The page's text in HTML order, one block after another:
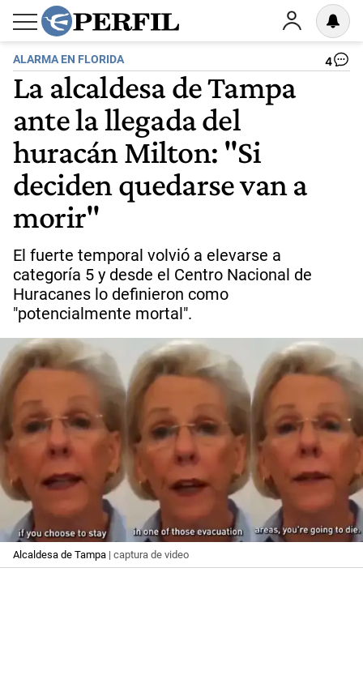
ALARMA EN FLORIDA 4
La alcaldesa de Tampa
ante la llegada del
huracán Milton: "Si
deciden quedarse van a
morir"
El fuerte temporal volvió a elevarse a
categoría 5 y desde el Centro Nacional de
Huracanes lo definieron como
"potencialmente mortal".
Alcaldesa de Tampa | captura de video